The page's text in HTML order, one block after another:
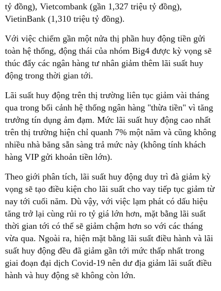
tỷ đồng), Vietcombank (gần 1,327 triệu tỷ đồng),
VietinBank (1,310 triệu tỷ đồng).
Với việc chiếm gần một nửa thị phần huy động tiền gửi
toàn hệ thống, động thái của nhóm Big4 được kỳ vọng sẽ
thúc đẩy các ngân hàng tư nhân giảm thêm lãi suất huy
động trong thời gian tới.
Lãi suất huy động trên thị trường liên tục giảm vài tháng
qua trong bối cảnh hệ thống ngân hàng "thừa tiền" vì tăng
trưởng tín dụng ảm đạm. Mức lãi suất huy động cao nhất
trên thị trường hiện chỉ quanh 7% một năm và cũng không
nhiều nhà băng sẵn sàng trả mức này (không tính khách
hàng VIP gửi khoản tiền lớn).
Theo giới phân tích, lãi suất huy động duy trì đà giảm kỳ
vọng sẽ tạo điều kiện cho lãi suất cho vay tiếp tục giảm từ
nay tới cuối năm. Dù vậy, với việc lạm phát có dấu hiệu
tăng trở lại cùng rủi ro tỷ giá lớn hơn, mặt bằng lãi suất
thời gian tới có thể sẽ giảm chậm hơn so với các tháng
vừa qua. Ngoài ra, hiện mặt bằng lãi suất điều hành và lãi
suất huy động đều đã giảm gần tới mức thấp nhất trong
giai đoạn đại dịch Covid-19 nên dư địa giảm lãi suất điều
hành và huy động sẽ không còn lớn.